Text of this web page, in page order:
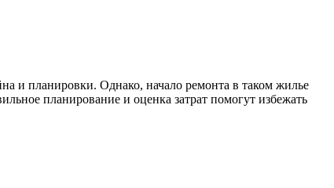
и планировки. Однако, начало ремонта в таком жилье
планирование и оценка затрат помогут избежать